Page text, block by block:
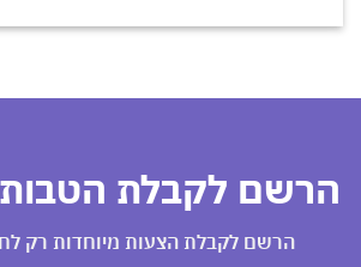
לקבלת הטבות
הרשם לקבלת הצעות מיוחדות רק